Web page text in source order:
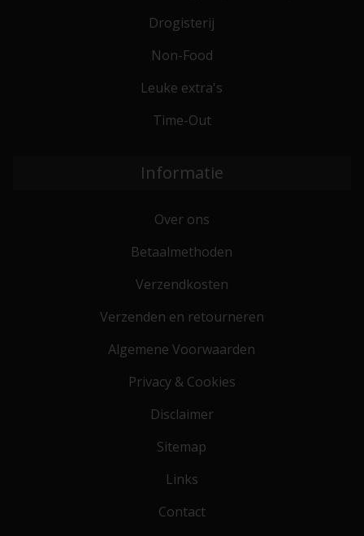
Drogisterij
Non-Food
Leuke extra's
Time-Out
Informatie
Over ons
Betaalmethoden
Verzendkosten
Verzenden en retourneren
Algemene Voorwaarden
Privacy & Cookies
Disclaimer
Sitemap
Links
Contact